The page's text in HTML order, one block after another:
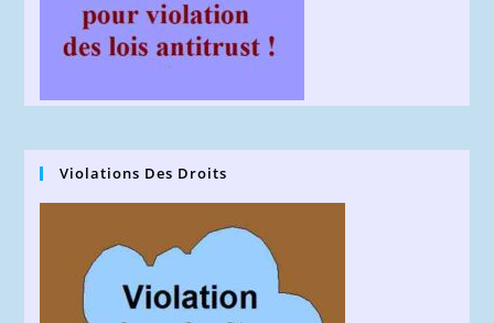
Violations Des Droits